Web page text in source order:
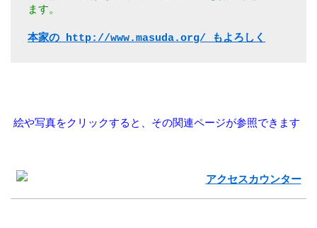
ます。
本家の http://www.masuda.org/ もよろしく
絵や写真をクリックすると、その関連ページが参照できます